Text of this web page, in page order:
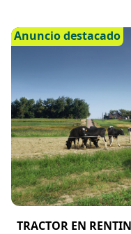
Anuncio destacado
TRACTOR EN